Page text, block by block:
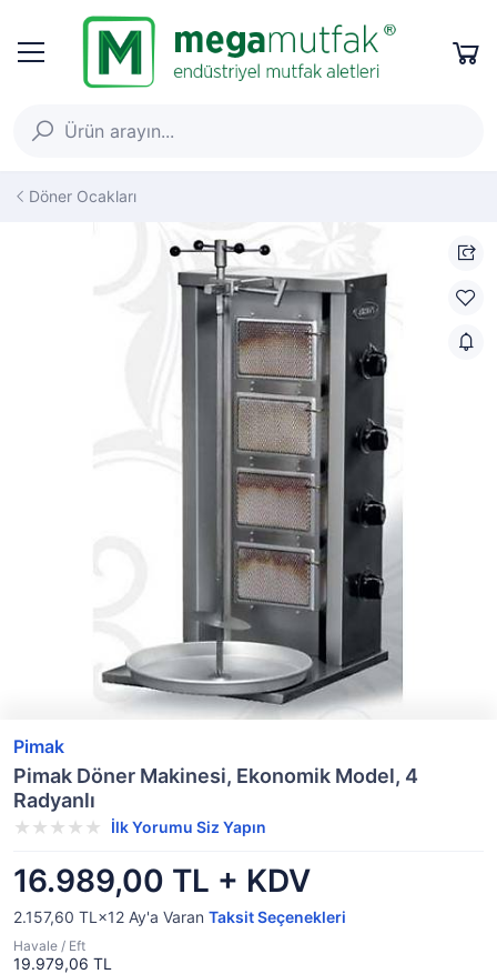
Döner Ocakları
Pimak
Pimak Döner Makinesi, Ekonomik Model, 4
Radyanlı
İlk Yorumu Siz Yapın
16.989,00 TL + KDV
2.157,60 TL×12 Ay'a Varan Taksit Seçenekleri
Havale / Eft
19.979,06 TL